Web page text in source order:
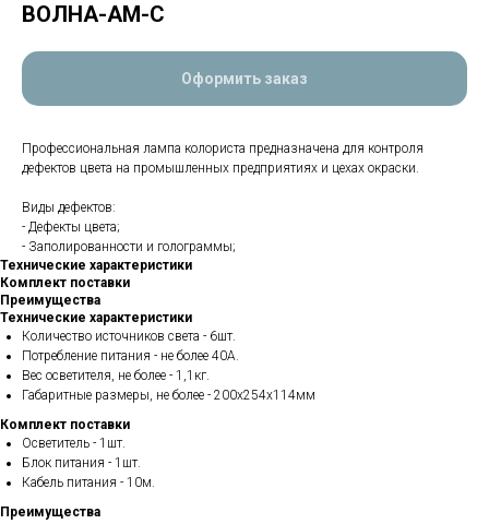
ВОЛНА-АМ-С
Оформить заказ
Профессиональная лампа колориста предназначена для контроля
дефектов цвета на промышленных предприятиях и цехах окраски.
Виды дефектов:
- Дефекты цвета;
- Заполированности и голограммы;
Технические характеристики
Комплект поставки
Преимущества
Технические характеристики
Количество источников света - 6шт.
Потребление питания - не более 40А.
Вес осветителя, не более - 1,1кг.
Габаритные размеры, не более - 200х254х114мм
Комплект поставки
Осветитель - 1шт.
Блок питания - 1шт.
Кабель питания - 10м.
Преимущества